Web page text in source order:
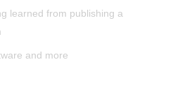
learned from publishing a
and more